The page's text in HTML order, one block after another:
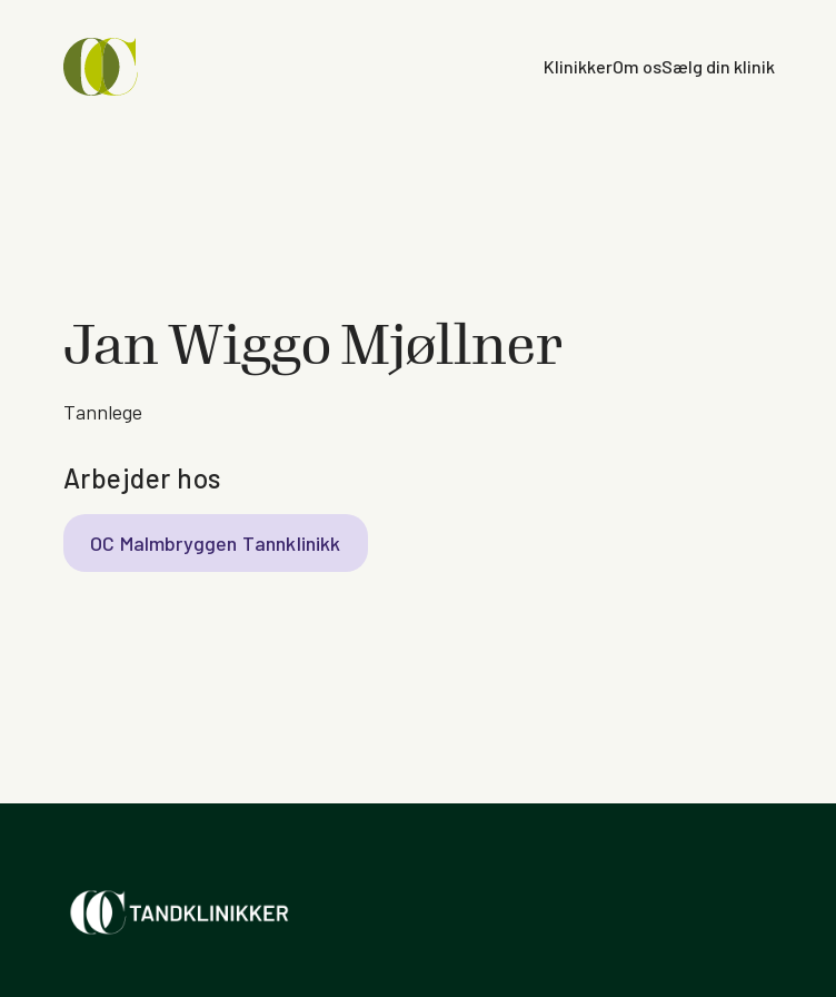
KlinikkerOm osSælg din klinik
Jan Wiggo Mjøllner
Tannlege
Arbejder hos
OC Malmbryggen Tannklinikk